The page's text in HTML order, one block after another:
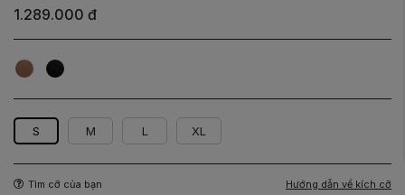
1.289.000 đ
Nâu Đen
S M L XL
Tìm cỡ của bạn Hướng dẫn về kích cỡ